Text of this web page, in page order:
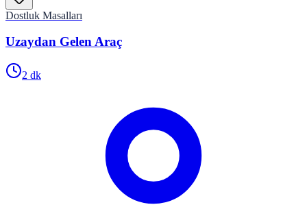
Dostluk Masalları
Uzaydan Gelen Araç
2 dk